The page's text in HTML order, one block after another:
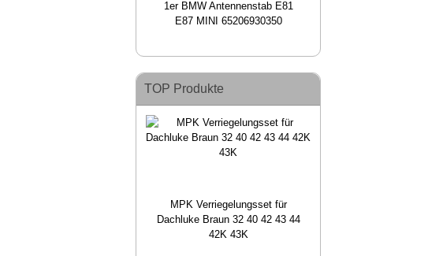
1er BMW Antennenstab E81
E87 MINI 65206930350
TOP Produkte
MPK Verriegelungsset für
Dachluke Braun 32 40 42 43 44
42K 43K